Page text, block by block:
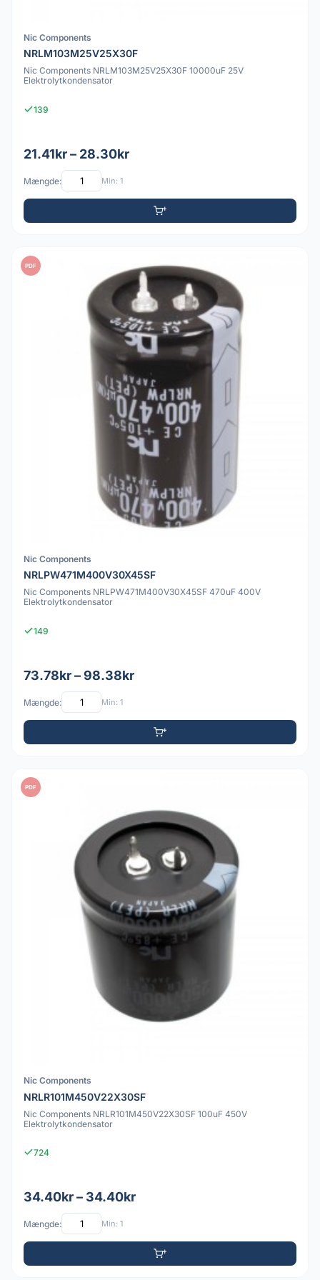
Nic Components
NRLM103M25V25X30F
Nic Components NRLM103M25V25X30F 10000uF 25V
Elektrolytkondensator
139
21.41kr – 28.30kr
Mængde: Min: 1
PDF
Nic Components
NRLPW471M400V30X45SF
Nic Components NRLPW471M400V30X45SF 470uF 400V
Elektrolytkondensator
149
73.78kr – 98.38kr
Mængde: Min: 1
PDF
Nic Components
NRLR101M450V22X30SF
Nic Components NRLR101M450V22X30SF 100uF 450V
Elektrolytkondensator
724
34.40kr – 34.40kr
Mængde: Min: 1